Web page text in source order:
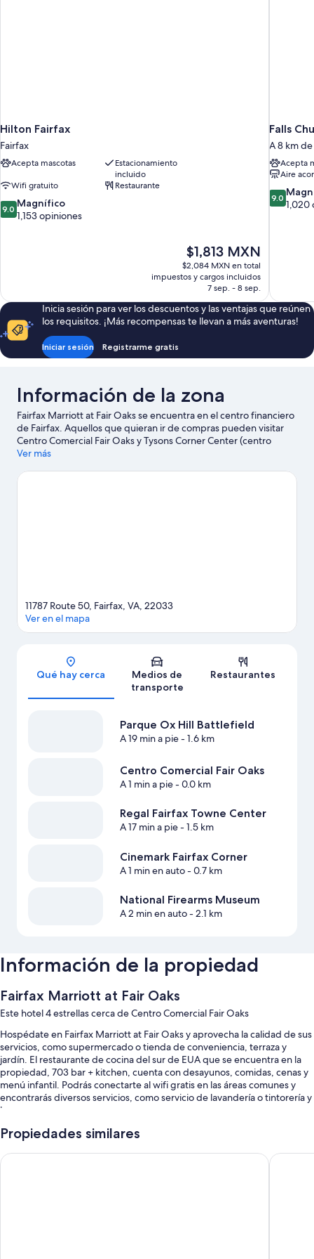
Hilton Fairfax
Fairfax
Acepta mascotas
Estacionamiento
incluido
Wifi gratuito
Restaurante
9.0
de
9.0 Magnífico
1,153 opiniones
El
precio
actual
de
$1,813 MXN
$1,813 MXN
$2,084 MXN en total
impuestos y cargos incluidos
7 sep. - 8 sep.
Falls
A 8 km
Acepta
Aire
9.0
de
9.0
1,020
Inicia sesión para ver los descuentos y las ventajas que reúnen
los requisitos. ¡Más recompensas te llevan a más aventuras!
Iniciar sesión Registrarme gratis
Información de la zona
Fairfax Marriott at Fair Oaks se encuentra en el centro financiero
de Fairfax. Aquellos que quieran ir de compras pueden visitar
Centro Comercial Fair Oaks y Tysons Corner Center (centro
comercial), mientras que quienes quieran apreciar la belleza
un evento o partido mientras estás en la ciudad? Consulta el
Ver más
Sección del mapa
11787 Route 50, Fairfax, VA, 22033
Ver en el mapa
Qué hay cerca
Medios de
transporte
Restaurantes
Parque Ox Hill Battlefield
A 19 min a pie- 1.6 km
Centro Comercial Fair Oaks
A 1 min a pie- 0.0 km
Regal Fairfax Towne Center
A 17 min a pie- 1.5 km
Cinemark Fairfax Corner
A 1 min en auto- 0.7 km
National Firearms Museum
A 2 min en auto- 2.1 km
Información de la propiedad
Fairfax Marriott at Fair Oaks
Este hotel 4 estrellas cerca de Centro Comercial Fair Oaks
Hospédate en Fairfax Marriott at Fair Oaks y aprovecha la calidad de sus
servicios, como supermercado o tienda de conveniencia, terraza y
jardín. El restaurante de cocina del sur de EUA que se encuentra en la
propiedad, 703 bar + kitchen, cuenta con desayunos, comidas, cenas y
menú infantil. Podrás conectarte al wifi gratis en las áreas comunes y
encontrarás diversos servicios, como servicio de lavandería o tintorería y
bar.
Estos son algunos más de los servicios en este hotel:
Estacionamiento gratis
Propiedades similares
Hilton Fairfax Hilton